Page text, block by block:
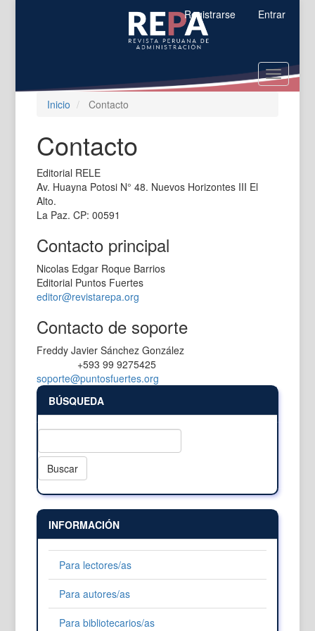
página
Navegación
principal
lateral
Registrarse Entrar
Toggle
Inicio
Contacto
Contacto
Editorial RELE
Av. Huayna Potosi N° 48. Nuevos Horizontes III El
Alto.
La Paz. CP: 00591
Contacto principal
Nicolas Edgar Roque Barrios
Editorial Puntos Fuertes
editor@revistarepa.org
Contacto de soporte
Freddy Javier Sánchez González
+593 99 9275425
soporte@puntosfuertes.org
BÚSQUEDA
Buscar
INFORMACIÓN
Para lectores/as
Para autores/as
Para bibliotecarios/as